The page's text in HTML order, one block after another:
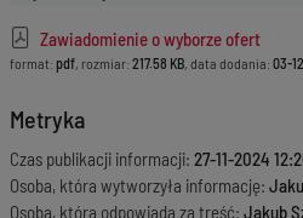
Zawiadomienie o wyborze ofert
format: pdf, rozmiar: 217.58 KB, data dodania: 03-
Metryka
Czas publikacji informacji: 27-11-2024
Osoba, która wytworzyła informację:
Osoba, która odpowiada za treść: Jakub